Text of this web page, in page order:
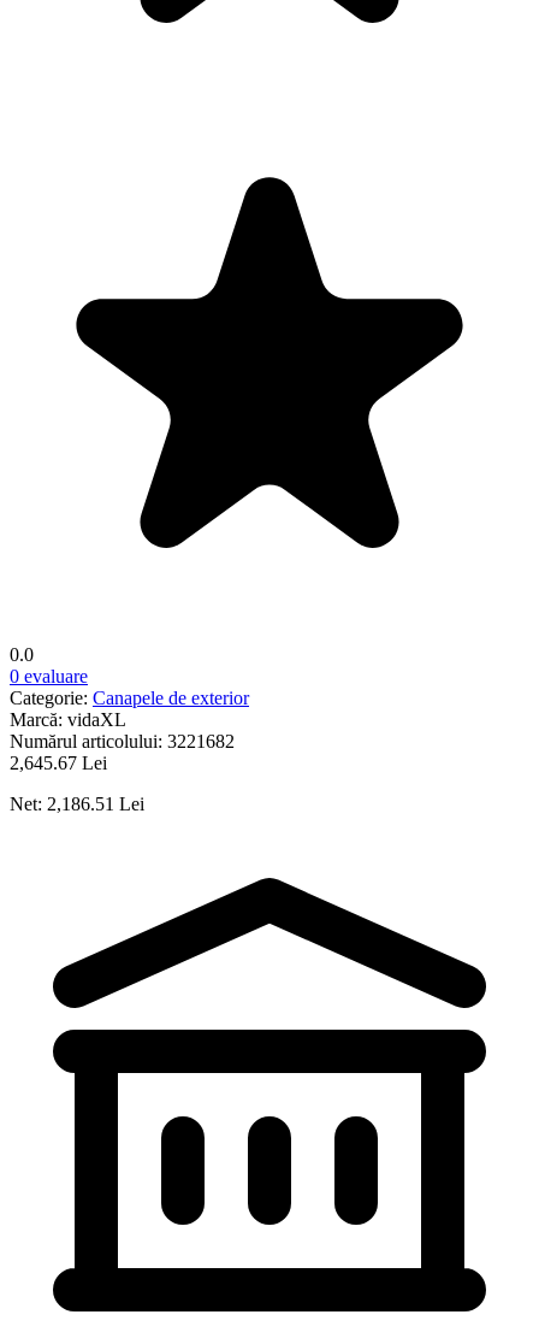
0.0
0 evaluare
Categorie: Canapele de exterior
Marcă: vidaXL
Numărul articolului: 3221682
2,645.67 Lei
Net: 2,186.51 Lei